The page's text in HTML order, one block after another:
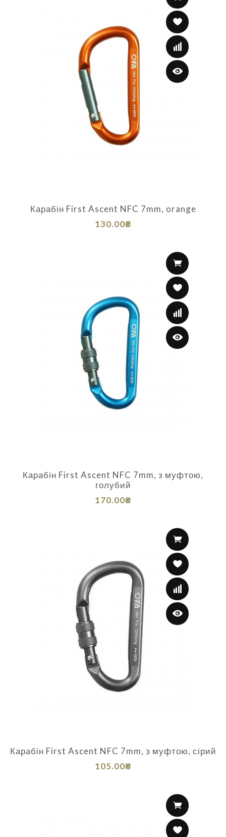
Карабін First Ascent NFC 7mm, orange
130.00₴
Карабін First Ascent NFC 7mm, з муфтою,
голубий
170.00₴
Карабін First Ascent NFC 7mm, з муфтою, сірий
105.00₴